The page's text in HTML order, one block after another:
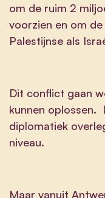
om de ruim 2
voorzien en om
Palestijnse als
Dit conflict gaan
kunnen oplossen.
diplomatiek
niveau.
Maar vanuit